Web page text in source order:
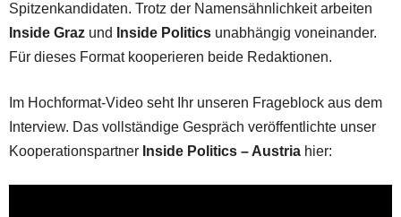
Spitzenkandidaten. Trotz der Namensähnlichkeit arbeiten
Inside Graz und Inside Politics unabhängig voneinander.
Für dieses Format kooperieren beide Redaktionen.
Im Hochformat-Video seht Ihr unseren Frageblock aus dem
Interview. Das vollständige Gespräch veröffentlichte unser
Kooperationspartner Inside Politics – Austria hier: